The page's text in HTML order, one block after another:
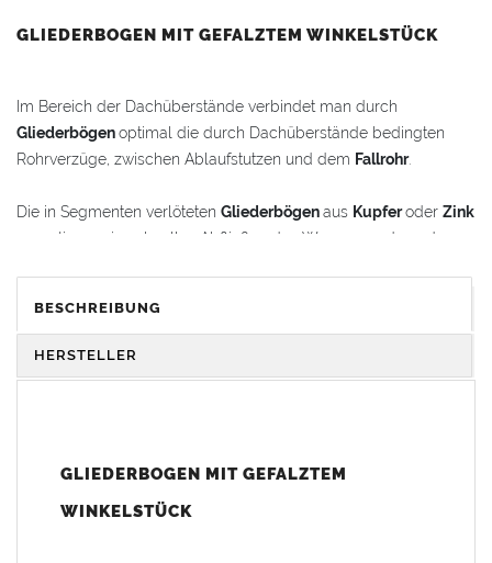
GLIEDERBOGEN MIT GEFALZTEM WINKELSTÜCK
Im Bereich der Dachüberstände verbindet man durch
Gliederbögenoptimal die durch Dachüberstände bedingten
Rohrverzüge, zwischen Ablaufstutzen und dem Fallrohr.
Die in Segmenten verlöteten Gliederbögenaus Kupferoder Zink
garantieren ein schnelles Abfließen des Wassers und werden
Gliederbogenwird mit einem gefalztem Standard-
Winkelstück geliefert. Auf Wunsch kann das Winkelstück auch
BESCHREIBUNG
HERSTELLER
GLIEDERBOGEN MIT GEFALZTEM
WINKELSTÜCK